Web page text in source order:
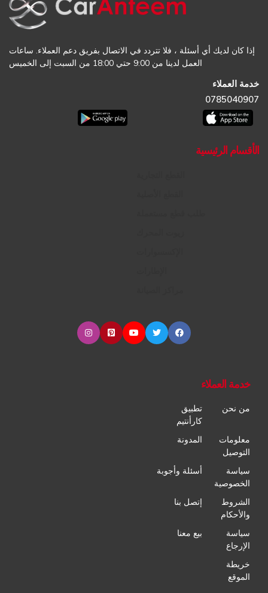
إذا كان لديك أي أسئلة ، فلا تتردد في الاتصال بفريق دعم العملاء. ساعات
العمل لدينا من 9:00 حتي 18:00 من السبت إلى الخميس
خدمة العملاء
0785040907
الأقسام الرئيسية
خدمة العملاء
من نحن
تطبيق
كارأنتيم
معلومات
التوصيل
المدونة
سياسة
الخصوصية
أسئلة وأجوبة
الشروط
والأحكام
إتصل بنا
سياسة
الإرجاع
بيع معنا
خريطة
الموقع